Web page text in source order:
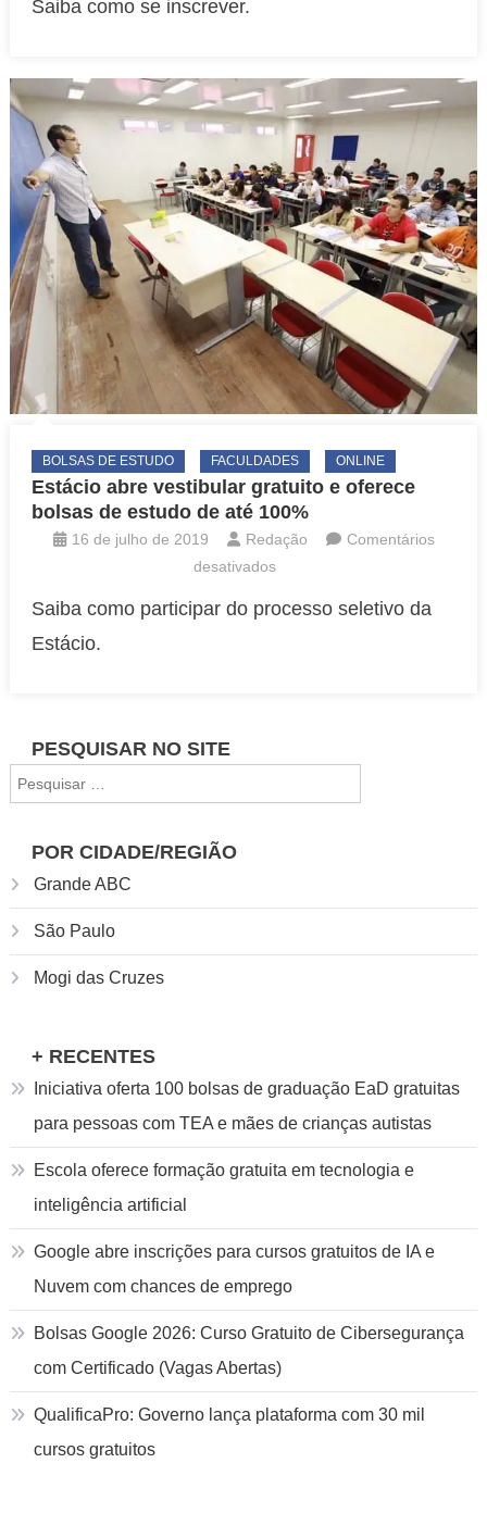
online
para
quem
quer
trabalhar
com
tecnologia
Saiba como se inscrever.
BOLSAS DE ESTUDO FACULDADES ONLINE
Estácio abre vestibular gratuito e oferece
bolsas de estudo de até 100%
16 de julho de 2019 Redação
Comentários
desativadosem
abre
estudo
Saiba como participar do processo seletivo da
Estácio.
PESQUISAR NO SITE
por:
POR CIDADE/REGIÃO
Grande ABC
São Paulo
Mogi das Cruzes
+ RECENTES
Iniciativa oferta 100 bolsas de graduação EaD gratuitas
para pessoas com TEA e mães de crianças autistas
Escola oferece formação gratuita em tecnologia e
inteligência artificial
Google abre inscrições para cursos gratuitos de IA e
Nuvem com chances de emprego
Bolsas Google 2026: Curso Gratuito de Cibersegurança
com Certificado (Vagas Abertas)
QualificaPro: Governo lança plataforma com 30 mil
cursos gratuitos